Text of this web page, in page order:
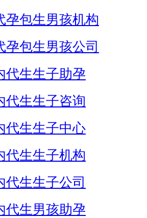
孕包生男孩机构
孕包生男孩公司
代生生子助孕
代生生子咨询
代生生子中心
代生生子机构
代生生子公司
代生男孩助孕